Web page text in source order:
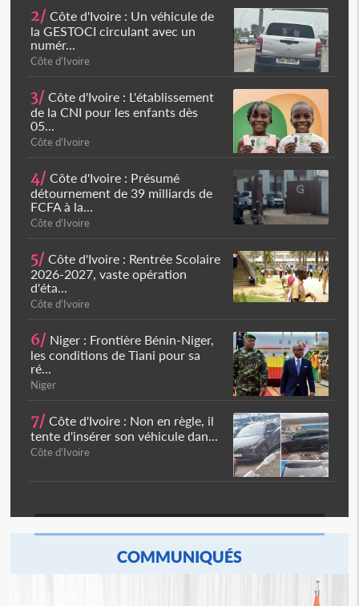
2/ Côte d'Ivoire : Un véhicule de
la GESTOCI circulant avec un
numér...
Côte d'Ivoire
3/ Côte d'Ivoire : L'établissement
de la CNI pour les enfants dès
05...
Côte d'Ivoire
4/ Côte d'Ivoire : Présumé
détournement de 39 milliards de
FCFA à la...
Côte d'Ivoire
5/ Côte d'Ivoire : Rentrée Scolaire
2026-2027, vaste opération
d'éta...
Côte d'Ivoire
6/ Niger : Frontière Bénin-Niger,
les conditions de Tiani pour sa
ré...
Niger
7/ Côte d'Ivoire : Non en règle, il
tente d'insérer son véhicule dan...
Côte d'Ivoire
COMMUNIQUÉS